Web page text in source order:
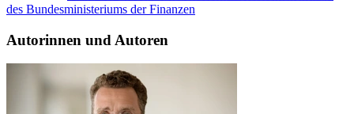
des Bundesministeriums der Finanzen
Autorinnen und Autoren